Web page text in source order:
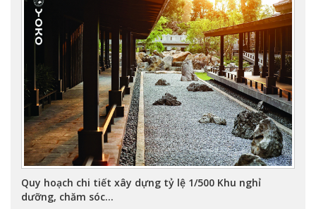
Quy hoạch chi tiết xây dựng tỷ lệ 1/500 Khu nghỉ
dưỡng, chăm sóc...